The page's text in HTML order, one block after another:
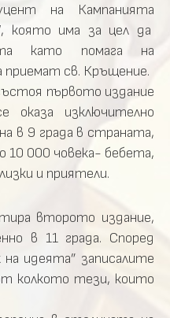
на Кампанията
която има за цел да
като помага на
св. Кръщение.
първото издание
оказа изключително
в 9 града в страната,
10 000 човека- бебета,
и приятели.
второто издание,
в 11 града. Според
идеята” записалите
колкото тези, които